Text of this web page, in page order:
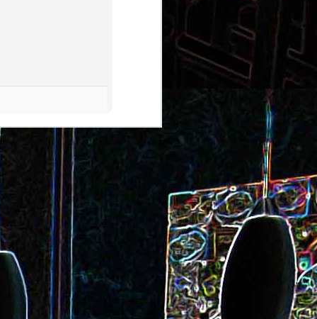
aux deux olives
et aux Cookie géant aux pépites de
chocolat et au miel